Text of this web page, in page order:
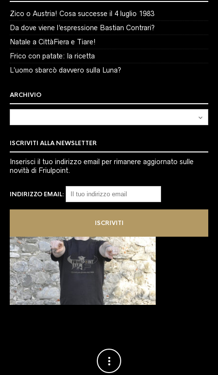
Zico o Austria! Cosa successe il 4 luglio 1983
Da dove viene l’espressione Bastian Contrari?
Natale a CittàFiera e Tiare!
Frico con patate: la ricetta
L’uomo sbarcò davvero sulla Luna?
ARCHIVIO
ISCRIVITI ALLA NEWSLETTER
Inserisci il tuo indirizzo email per rimanere aggiornato sulle
novità di Friulpoint.
INDIRIZZO EMAIL: